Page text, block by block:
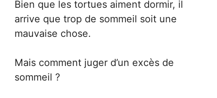
Bien que les tortues aiment dormir, il
arrive que trop de sommeil soit une
mauvaise chose.
Mais comment juger d’un excès de
sommeil ?